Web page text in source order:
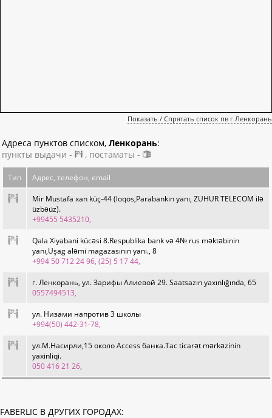
Показать / Спрятать список пв г.Ленкорань
Адреса пунктов списком, Ленкорань:
пункты выдачи -
, постаматы -
Тип Адрес, телефон, email
Mir Mustafa xan küç-44 (loqos,Parabankın yanı, ZUHUR TELECOM ilə
üzbəüz).
+99455 5435210,
Qala Xiyabani kücəsi 8.Respublika bank və 4№ rus məktəbinin
yanı,Uşag aləmi magazasının yanı., 8
+994 50 712 24 96, (25) 5 17 44,
г. Ленкорань, ул. Зарифы Алиевой 29. Saatsazın yaxınlığında, 65
0557494513,
ул. Низами напротив 3 школы
+994(50) 442-31-78,
ул.М.Насирли,15 около Access банка.Tac ticarət mərkəzinin
yaxinliqi.
050 416 21 26,
FABERLIC В ДРУГИХ ГОРОДАХ: